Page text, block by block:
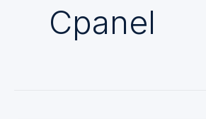
Cpanel